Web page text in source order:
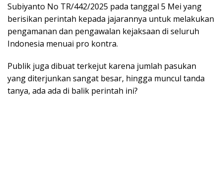
Subiyanto No TR/442/2025 pada tanggal 5 Mei yang
berisikan perintah kepada jajarannya untuk melakukan
pengamanan dan pengawalan kejaksaan di seluruh
Indonesia menuai pro kontra.
Publik juga dibuat terkejut karena jumlah pasukan
yang diterjunkan sangat besar, hingga muncul tanda
tanya, ada ada di balik perintah ini?